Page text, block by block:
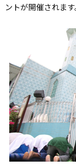
ントが開催されます